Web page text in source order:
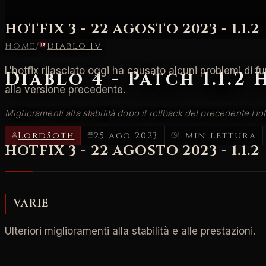
Home/ Diablo IV
Diablo 4 - Patch
Miglioramenti alla stabilità dopo il rollback del precedente
LordSoth 25 ago 2023 1 min lettura
HOTFIX 3 - 22 AGOSTO 2023 - 1.1.2
L'hotfix rilasciato oggi ha causato alcuni problemi di
alla versione precedente.
HOTFIX 3 - 22 AGOSTO 2023 - 1.1.2
VARIE
Ulteriori miglioramenti alla stabilità e alle prestazioni.